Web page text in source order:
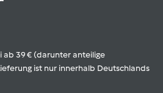
39 € (darunter anteilige
ist nur innerhalb Deutschlands